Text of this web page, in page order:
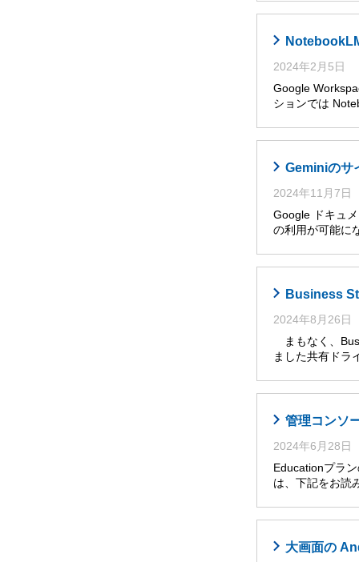
2024年2月5日
Google
ションでは
Geminiのサ
2024年11月7日
Google ドキュ
の利用が可能に
Business
2024年8月26日
まもなく、
ました共有ドラ
管理コンソ
2024年6月28日
Educationプラ
は、下記をお
大画面の